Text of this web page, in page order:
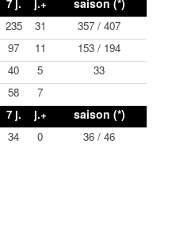
7 j. j.+ saison (*)
235 31
357 / 407
97 11
153 / 194
40 5
33
58
7
7 j. j.+ saison (*)
34 0 36 / 46